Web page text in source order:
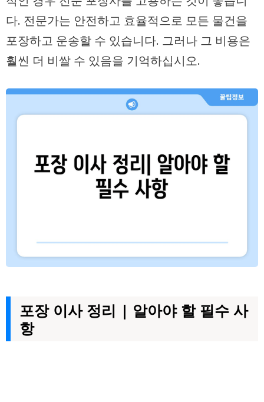
다. 전문가는 안전하고 효율적으로 모든 물건을
포장하고 운송할 수 있습니다. 그러나 그 비용은
훨씬 더 비쌀 수 있음을 기억하십시오.
포장 이사 정리 | 알아야 할 필수 사
항